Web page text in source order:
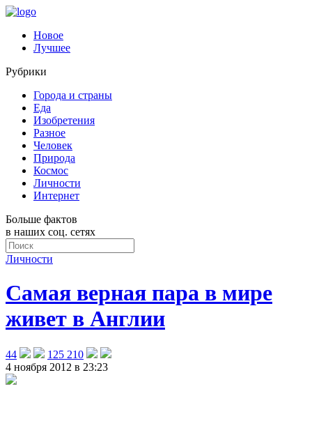
Новое
Лучшее
Рубрики
Города и страны
Еда
Изобретения
Разное
Человек
Природа
Космос
Личности
Интернет
Больше фактов
в наших соц. сетях
Личности
Самая верная пара в мире
живет в Англии
44
125 210
4 ноября 2012 в 23:23